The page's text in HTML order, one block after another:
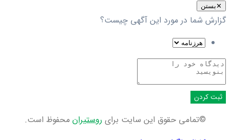
اشتراک
گذاری
✕بستن
گزارش شما در مورد این آگهی چیست؟
ثبت کردن
©تمامی حقوق این سایت برای روستیران محفوظ است.